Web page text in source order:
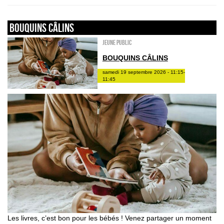
Bouquins câlins
Jeune public
BOUQUINS CÂLINS
samedi 19 septembre 2026 - 11:15-
11:45
Les livres, c’est bon pour les bébés ! Venez partager un moment